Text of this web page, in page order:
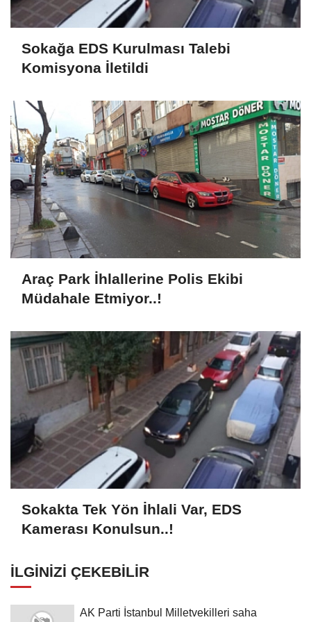
Sokağa EDS Kurulması Talebi
Komisyona İletildi
Araç Park İhlallerine Polis Ekibi
Müdahale Etmiyor..!
Sokakta Tek Yön İhlali Var, EDS
Kamerası Konulsun..!
İLGINIZI ÇEKEBILIR
AK Parti İstanbul Milletvekilleri saha